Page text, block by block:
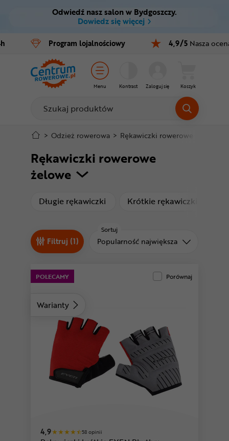
Ctrl M
Menu główne
Filtry
Produkty
Stopka
Mapa strony
Odwiedź nasz salon w Bydgoszczy.
Dowiedz się więcej
Program lojalnościowy 4,9/5 Nasza
Menu Kontrast Zaloguj się Koszyk
Rowery
E-bike
Części
Akcesoria
Odzież
Kaski
Buty
Warsztat
Odżywki
Nowości
Superoferta
> Odzież rowerowa > Rękawiczki rowerowe
Rękawiczki rowerowe
żelowe
Długie rękawiczki produktyKrótkie rękawiczki
Filtruj (1)
Sortuj
Sortuj od
Popularność największa
Warianty
POLECAMY Porównaj
4,9 58 opinii